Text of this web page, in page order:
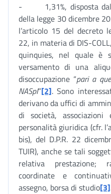
- 1,31%, disposta dal
della legge 30 dicembre
l’articolo 15 del decreto
22, in materia di DIS-
quinquies, nel quale è
versamento di una
disoccupazione “pari a
NASpI”[2]. Sono
derivano da uffici di
di società,
personalità giuridica (cfr.
bis), del D.P.R. 22
TUIR), anche se tali
relativa prestazione;
coordinate e
assegno, borsa di studio[3]